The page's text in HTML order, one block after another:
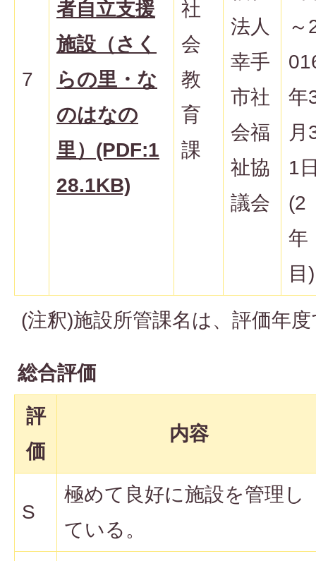
7
者自立支援
施設（さく
らの里・な
のはなの
里）(PDF:1
28.1KB)
社
会
教
育
課
法人
幸手
市社
会福
祉協
議会
～
年
月
1
(2
年
目)
(注釈)施設所管課名は、評価年
総合評価
評
価
内容
S
極めて良好に施設を管理し
ている。